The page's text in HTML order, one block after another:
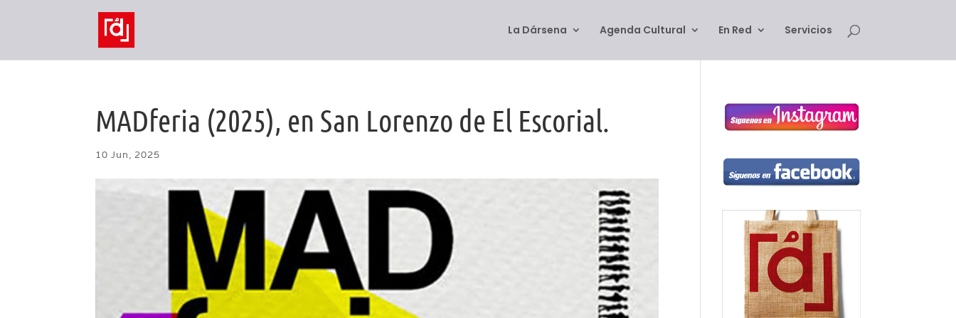
La Dársena Agenda Cultural En Red Servicios
MADferia (2025), en San Lorenzo de El Escorial.
10 Jun, 2025